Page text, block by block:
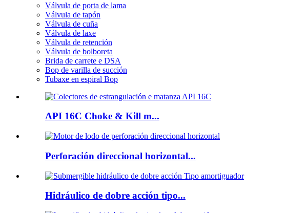
Válvula de porta de lama
Válvula de tapón
Válvula de cuña
Válvula de laxe
Válvula de retención
Válvula de bolboreta
Brida de carrete e DSA
Bop de varilla de succión
Tubaxe en espiral Bop
API 16C Choke & Kill m...
Perforación direccional horizontal...
Hidráulico de dobre acción tipo...